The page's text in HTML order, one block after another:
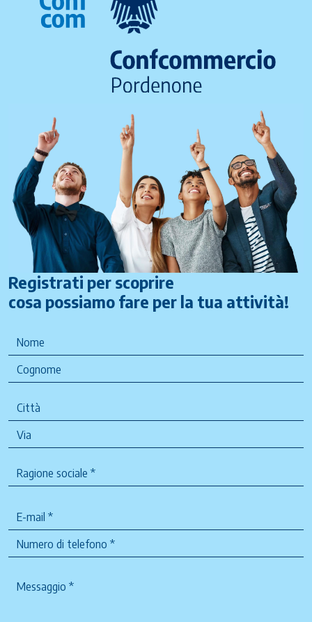
Registrati per scoprire
cosa possiamo fare per la tua attività!